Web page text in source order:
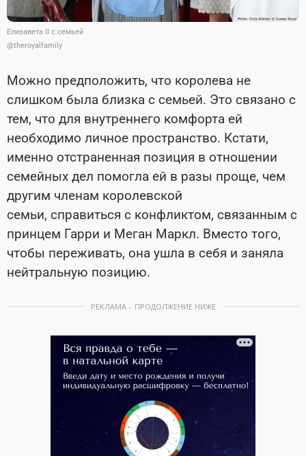
Елизавета II с семьей
@theroyalfamily
Можно предположить, что королева не
слишком была близка с семьей. Это связано с
тем, что для внутреннего комфорта ей
необходимо личное пространство. Кстати,
именно отстраненная позиция в отношении
семейных дел помогла ей в разы проще, чем
другим членам королевской
семьи, справиться с конфликтом, связанным с
принцем Гарри и Меган Маркл. Вместо того,
чтобы переживать, она ушла в себя и заняла
нейтральную позицию.
РЕКЛАМА – ПРОДОЛЖЕНИЕ НИЖЕ